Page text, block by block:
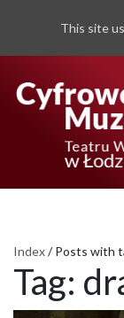
Index/ Posts with
Tag:
This site